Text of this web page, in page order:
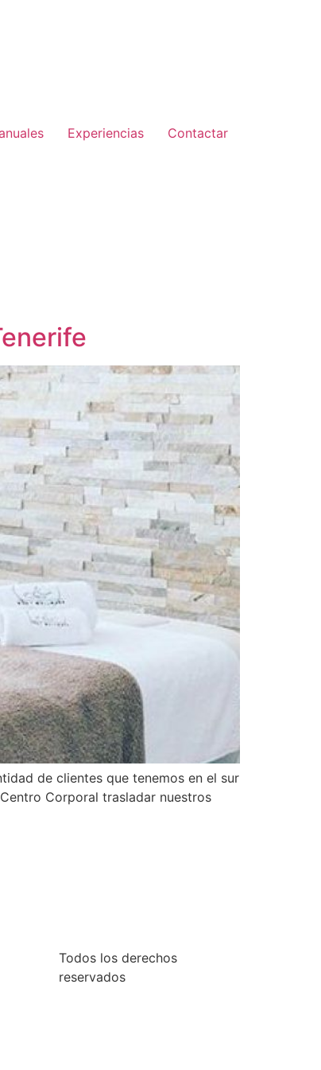
Experiencias Contactar
de clientes que tenemos en el sur
Corporal trasladar nuestros
Todos los derechos
reservados